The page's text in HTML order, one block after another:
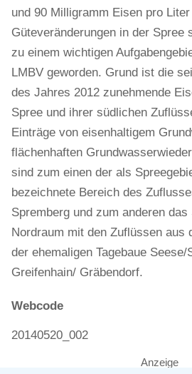
und 90 Milligramm Eisen pro
Güteveränderungen in der Spree
zu einem wichtigen
LMBV geworden. Grund ist die
des Jahres 2012 zunehmende
Spree und ihrer südlichen
Einträge von eisenhaltigem
flächenhaften
sind zum einen der als
bezeichnete Bereich des
Spremberg und zum anderen das
Nordraum mit den Zuflüssen aus
der ehemaligen Tagebaue
Greifenhain/ Gräbendorf.
Webcode
20140520_002
Anzeige